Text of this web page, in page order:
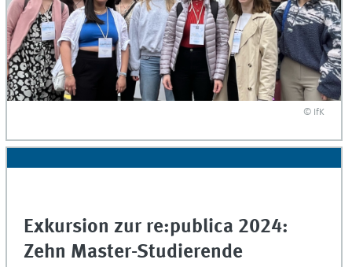
© IfK
Exkursion zur re:publica 2024:
Zehn Master-Studierende